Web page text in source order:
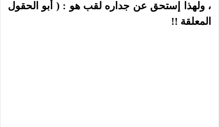
، ولهذا إستحق عن جداره لقب هو : ( أبو الحقول
المعلقة !!